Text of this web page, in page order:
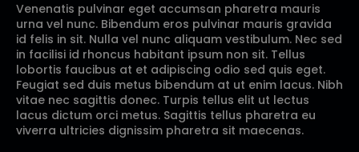
Venenatis pulvinar eget accumsan pharetra mauris
urna vel nunc. Bibendum eros pulvinar mauris gravida
id felis in sit. Nulla vel nunc aliquam vestibulum. Nec sed
in facilisi id rhoncus habitant ipsum non sit. Tellus
lobortis faucibus at et adipiscing odio sed quis eget.
Feugiat sed duis metus bibendum at ut enim lacus. Nibh
vitae nec sagittis donec. Turpis tellus elit ut lectus
lacus dictum orci metus. Sagittis tellus pharetra eu
viverra ultricies dignissim pharetra sit maecenas.